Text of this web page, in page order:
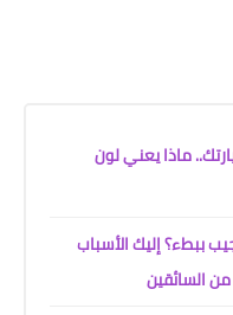
ماذا يعني لون
ببطء؟ إليك الأسباب
من السائقين